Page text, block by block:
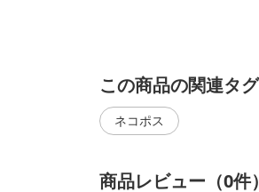
この商品の関連タグ
ネコポス
商品レビュー（0件）